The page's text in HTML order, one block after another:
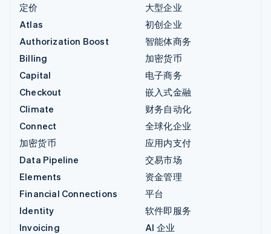
定价
Atlas
Authorization Boost
Billing
Capital
Checkout
Climate
Connect
加密货币
Data Pipeline
Elements
Financial Connections
Identity
Invoicing
大型企业
初创企业
智能体商务
加密货币
电子商务
嵌入式金融
财务自动化
全球化企业
应用内支付
交易市场
资金管理
平台
软件即服务
AI 企业